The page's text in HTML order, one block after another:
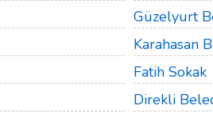
Güzelyurt
Karahasan
Fatih Sokak
Direkli